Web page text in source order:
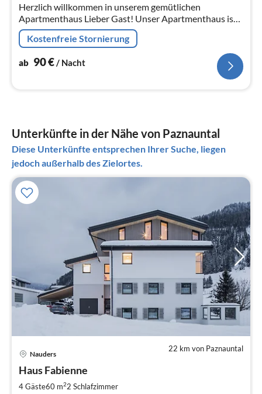
Herzlich willkommen in unserem gemütlichen
Apartmenthaus Lieber Gast! Unser Apartmenthaus ist
nach ökologischen Gesichtspunkten gebaut (mit dem
Umweltsiegel Tirol ausg...
Kostenfreie Stornierung
ab 90€/ Nacht
Unterkünfte in der Nähe von Paznauntal
Diese Unterkünfte entsprechen Ihrer Suche, liegen
jedoch außerhalb des Zielortes.
22 km von Paznauntal
Nauders
Haus Fabienne
4 Gäste60 m22 Schlafzimmer